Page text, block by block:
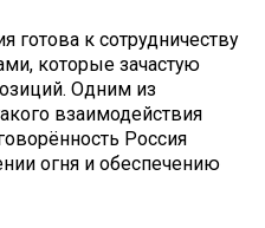
готова к сотрудничеству
которые зачастую
Одним из
взаимодействия
Россия
огня и обеспечению